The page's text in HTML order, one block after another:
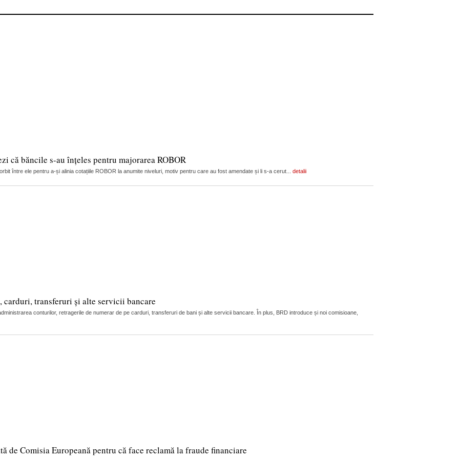
că băncile s-au înțeles pentru majorarea ROBOR
între ele pentru a-și alinia cotațiile ROBOR la anumite niveluri, motiv pentru care au fost amendate și li s-a cerut... detalii
transferuri și alte servicii bancare
conturilor, retragerile de numerar de pe carduri, transferuri de bani și alte servicii bancare. În plus, BRD introduce și noi comisioane,
de Comisia Europeană pentru că face reclamă la fraude financiare